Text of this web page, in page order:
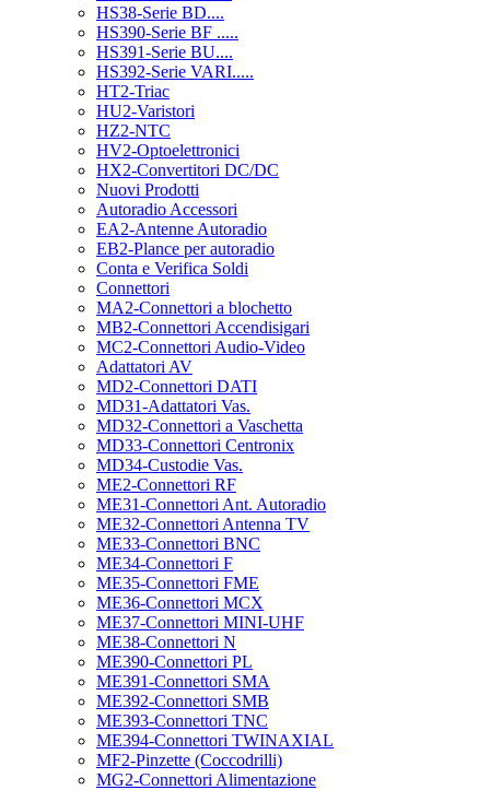
HS38-Serie BD....
HS390-Serie BF .....
HS391-Serie BU....
HS392-Serie VARI.....
HT2-Triac
HU2-Varistori
HZ2-NTC
HV2-Optoelettronici
HX2-Convertitori DC/DC
Nuovi Prodotti
Autoradio Accessori
EA2-Antenne Autoradio
EB2-Plance per autoradio
Conta e Verifica Soldi
Connettori
MA2-Connettori a blochetto
MB2-Connettori Accendisigari
MC2-Connettori Audio-Video
Adattatori AV
MD2-Connettori DATI
MD31-Adattatori Vas.
MD32-Connettori a Vaschetta
MD33-Connettori Centronix
MD34-Custodie Vas.
ME2-Connettori RF
ME31-Connettori Ant. Autoradio
ME32-Connettori Antenna TV
ME33-Connettori BNC
ME34-Connettori F
ME35-Connettori FME
ME36-Connettori MCX
ME37-Connettori MINI-UHF
ME38-Connettori N
ME390-Connettori PL
ME391-Connettori SMA
ME392-Connettori SMB
ME393-Connettori TNC
ME394-Connettori TWINAXIAL
MF2-Pinzette (Coccodrilli)
MG2-Connettori Alimentazione